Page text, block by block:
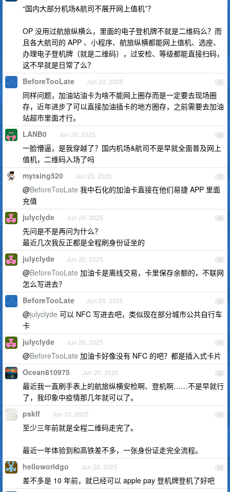
“国内大部分机场&航司不展开网上值机”？
OP 没用过航旅纵横么，里面的电子登机牌不就是二维码么？而
且各大航司的 APP 、小程序、航旅纵横都能网上值机、选座、
办理电子登机牌（就是二维码），过安检、等级都能直接扫码，
这不早就是日常了么？
15
BeforeTooLate Jun 20, 2025
同样问题，加油站油卡为啥不能网上圈存而是一定要去现场圈
存，近年进步了可以直接加油插卡的地方圈存，之前需要去加油
站超市里面才行。
16
LANB0 Jun 20, 2025
一脸懵逼，是我穿越了？国内机场&航司不是早就全面普及网上
值机，二维码入场了吗
17
mytsing520 Jun 20, 2025
@BeforeTooLate 我中石化的加油卡直接在他们易捷 APP 里面
充值
18
julyclyde Jun 20, 2025
先问是不是再问为什么？
最近几次我反正都是全程刷身份证坐的
19
julyclyde Jun 20, 2025
@BeforeTooLate 加油卡是离线交易，卡里保存余额的，不联网
怎么写进去？
20
BeforeTooLate Jun 20, 2025
@julyclyde 可以 NFC 写进去吧，类似现在部分城市公共自行车
卡
21
julyclyde Jun 20, 2025
@BeforeTooLate 加油卡好像没有 NFC 的吧？都是插入式卡片
22
Ocean810975 Jun 20, 2025
最近我一直刷手表上的航旅纵横安检啊、登机啊……不是早就行
了，我印象中疫情那几年就可以了。
23
psklf Jun 20, 2025
至少三年前就是全程二维码走完了。
最近一年体验到和高铁差不多，一张身份证走完全流程。
24
helloworldgo Jun 20, 2025
差不多是 10 年前，就已经可以 apple pay 登机牌登机了好吧